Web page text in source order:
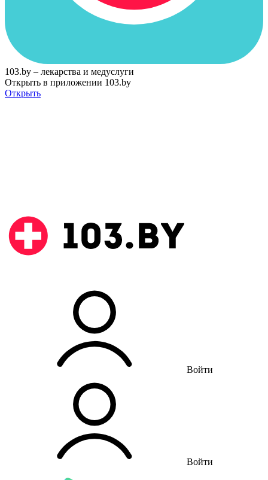
103.by – лекарства и медуслуги
Открыть в приложении 103.by
Открыть
Войти
Войти